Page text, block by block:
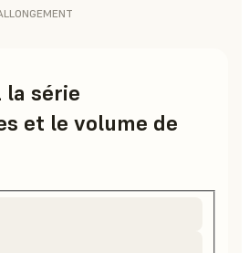
la série
et le volume de